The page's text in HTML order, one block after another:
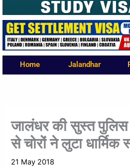
Home Jalandhar
जालंधर की सुस्त
से चोरों ने लुटा धार्मिक
21 May 2018